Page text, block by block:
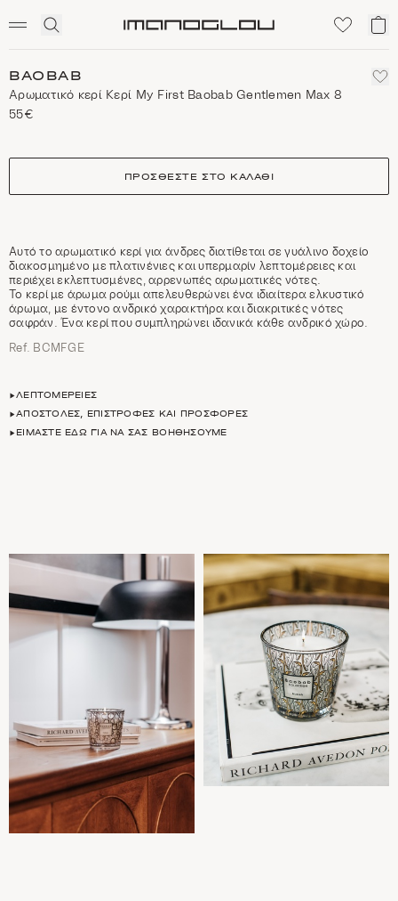
Click
search
Το
BAOBAB
Αρωματικό κερί Κερί My First Baobab Gentlemen Max 8
55€
size
ΠΡΟΣΘΈΣΤΕ ΣΤΟ ΚΑΛΆΘΙ
Αυτό το αρωματικό κερί για άνδρες διατίθεται σε γυάλινο δοχείο
διακοσμημένο με πλατινένιες και υπερμαρίν λεπτομέρειες και
περιέχει εκλεπτυσμένες, αρρενωπές αρωματικές νότες.
Το κερί με άρωμα ρούμι απελευθερώνει ένα ιδιαίτερα ελκυστικό
άρωμα, με έντονο ανδρικό χαρακτήρα και διακριτικές νότες
σαφράν. Ένα κερί που συμπληρώνει ιδανικά κάθε ανδρικό χώρο.
Ref. BCMFGE
ΛΕΠΤΟΜΈΡΕΙΕΣ
ΑΠΟΣΤΟΛΈΣ, ΕΠΙΣΤΡΟΦΈΣ ΚΑΙ ΠΡΟΣΦΟΡΈΣ
ΕΊΜΑΣΤΕ ΕΔΏ ΓΙΑ ΝΑ ΣΑΣ ΒΟΗΘΉΣΟΥΜΕ